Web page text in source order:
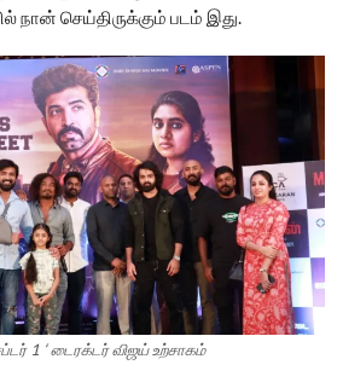
நான் செய்திருக்கும் படம் இது.
1 ‘ டைரக்டர் விஜய் உற்சாகம்